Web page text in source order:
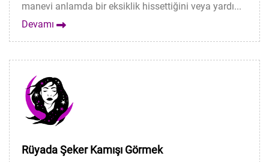
manevi anlamda bir eksiklik hissettiğini veya yardı...
Devamı
Rüyada Şeker Kamışı Görmek